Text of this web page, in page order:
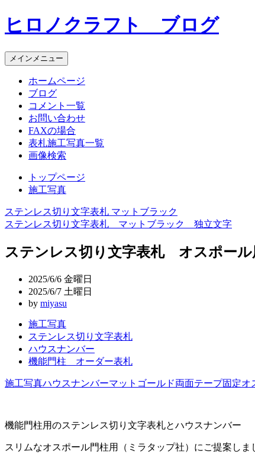
コ
ン
ン
ツ
ヒロノクラフト ブログ
メインメニュー
ホームページ
ブログ
コメント一覧
お問い合わせ
FAXの場合
表札施工写真一覧
画像検索
トップページ
施工写真
投
稿
ナ
ステンレス切り文字表札 マットブラック
ステンレス切り文字表札 マットブラック 独立文字
ステンレス切り文字表札 オスポー
2025/6/6 金曜日
2025/6/7 土曜日
by miyasu
施工写真
ステンレス切り文字表札
ハウスナンバー
機能門柱 オーダー表札
施工写真ハウスナンバーマットゴールド両面テープ固定オ
機能門柱用のステンレス切り文字表札とハウスナンバー
スリムなオスポール門柱用（ミラタップ社）にご提案しま